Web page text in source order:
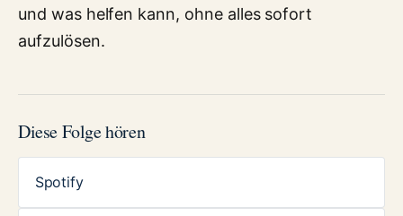
und was helfen kann, ohne alles sofort
aufzulösen.
Diese Folge hören
Spotify